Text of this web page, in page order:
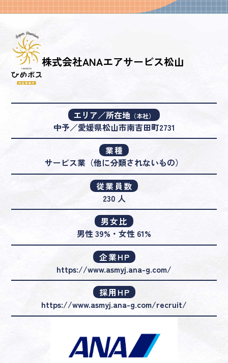
株式会社ANAエアサービス松山
エリア／所在地 （本社）
中予／愛媛県松山市南吉田町2731
業種
サービス業（他に分類されないもの）
従業員数
230 人
男女比
男性 39%・女性 61%
企業HP
https://www.asmyj.ana-g.com/
採用HP
https://www.asmyj.ana-g.com/recruit/